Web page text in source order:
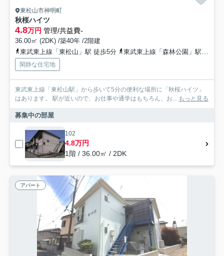
東松山市神明町
秋桜ハイツ
4.8万円 管理/共益費-
36.00㎡ (2DK) /築40年 /2階建
東武東上線「東松山」駅 徒歩5分
東武東上線「森林公園」駅 徒歩43分
閑静な住宅地
東武東上線「東松山駅」から歩いて5分の便利な場所に「秋桜ハイツ」
はあります。 駅が近いので、お仕事や通学はもちろん、お... もっと見る
募集中の部屋
102
4.8万円
1階 / 36.00㎡ / 2DK
アパート